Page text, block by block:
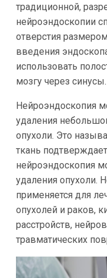
традиционной,
нейроэндоскопии
отверстия
введения
использовать
мозгу через синусы.
Нейроэндоскопия
удаления
опухоли. Это
ткань
нейроэндоскопия
удаления опухоли.
применяется для
опухолей и раков,
расстройств,
травматических